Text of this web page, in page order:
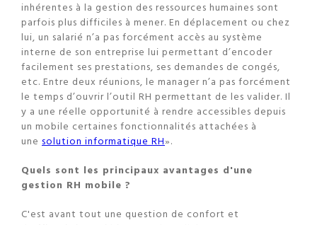
inhérentes à la gestion des ressources humaines sont
parfois plus difficiles à mener. En déplacement ou chez
lui, un salarié n’a pas forcément accès au système
interne de son entreprise lui permettant d’encoder
facilement ses prestations, ses demandes de congés,
etc. Entre deux réunions, le manager n’a pas forcément
le temps d’ouvrir l’outil RH permettant de les valider. Il
y a une réelle opportunité à rendre accessibles depuis
un mobile certaines fonctionnalités attachées à
une solution informatique RH».
Quels sont les principaux avantages d'une
gestion RH mobile ?
C'est avant tout une question de confort et